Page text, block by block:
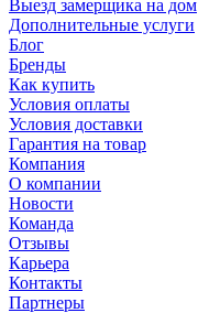
Выезд замерщика на дом
Дополнительные услуги
Блог
Бренды
Как купить
Условия оплаты
Условия доставки
Гарантия на товар
Компания
О компании
Новости
Команда
Отзывы
Карьера
Контакты
Партнеры